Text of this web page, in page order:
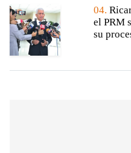
04.
el PRM
su